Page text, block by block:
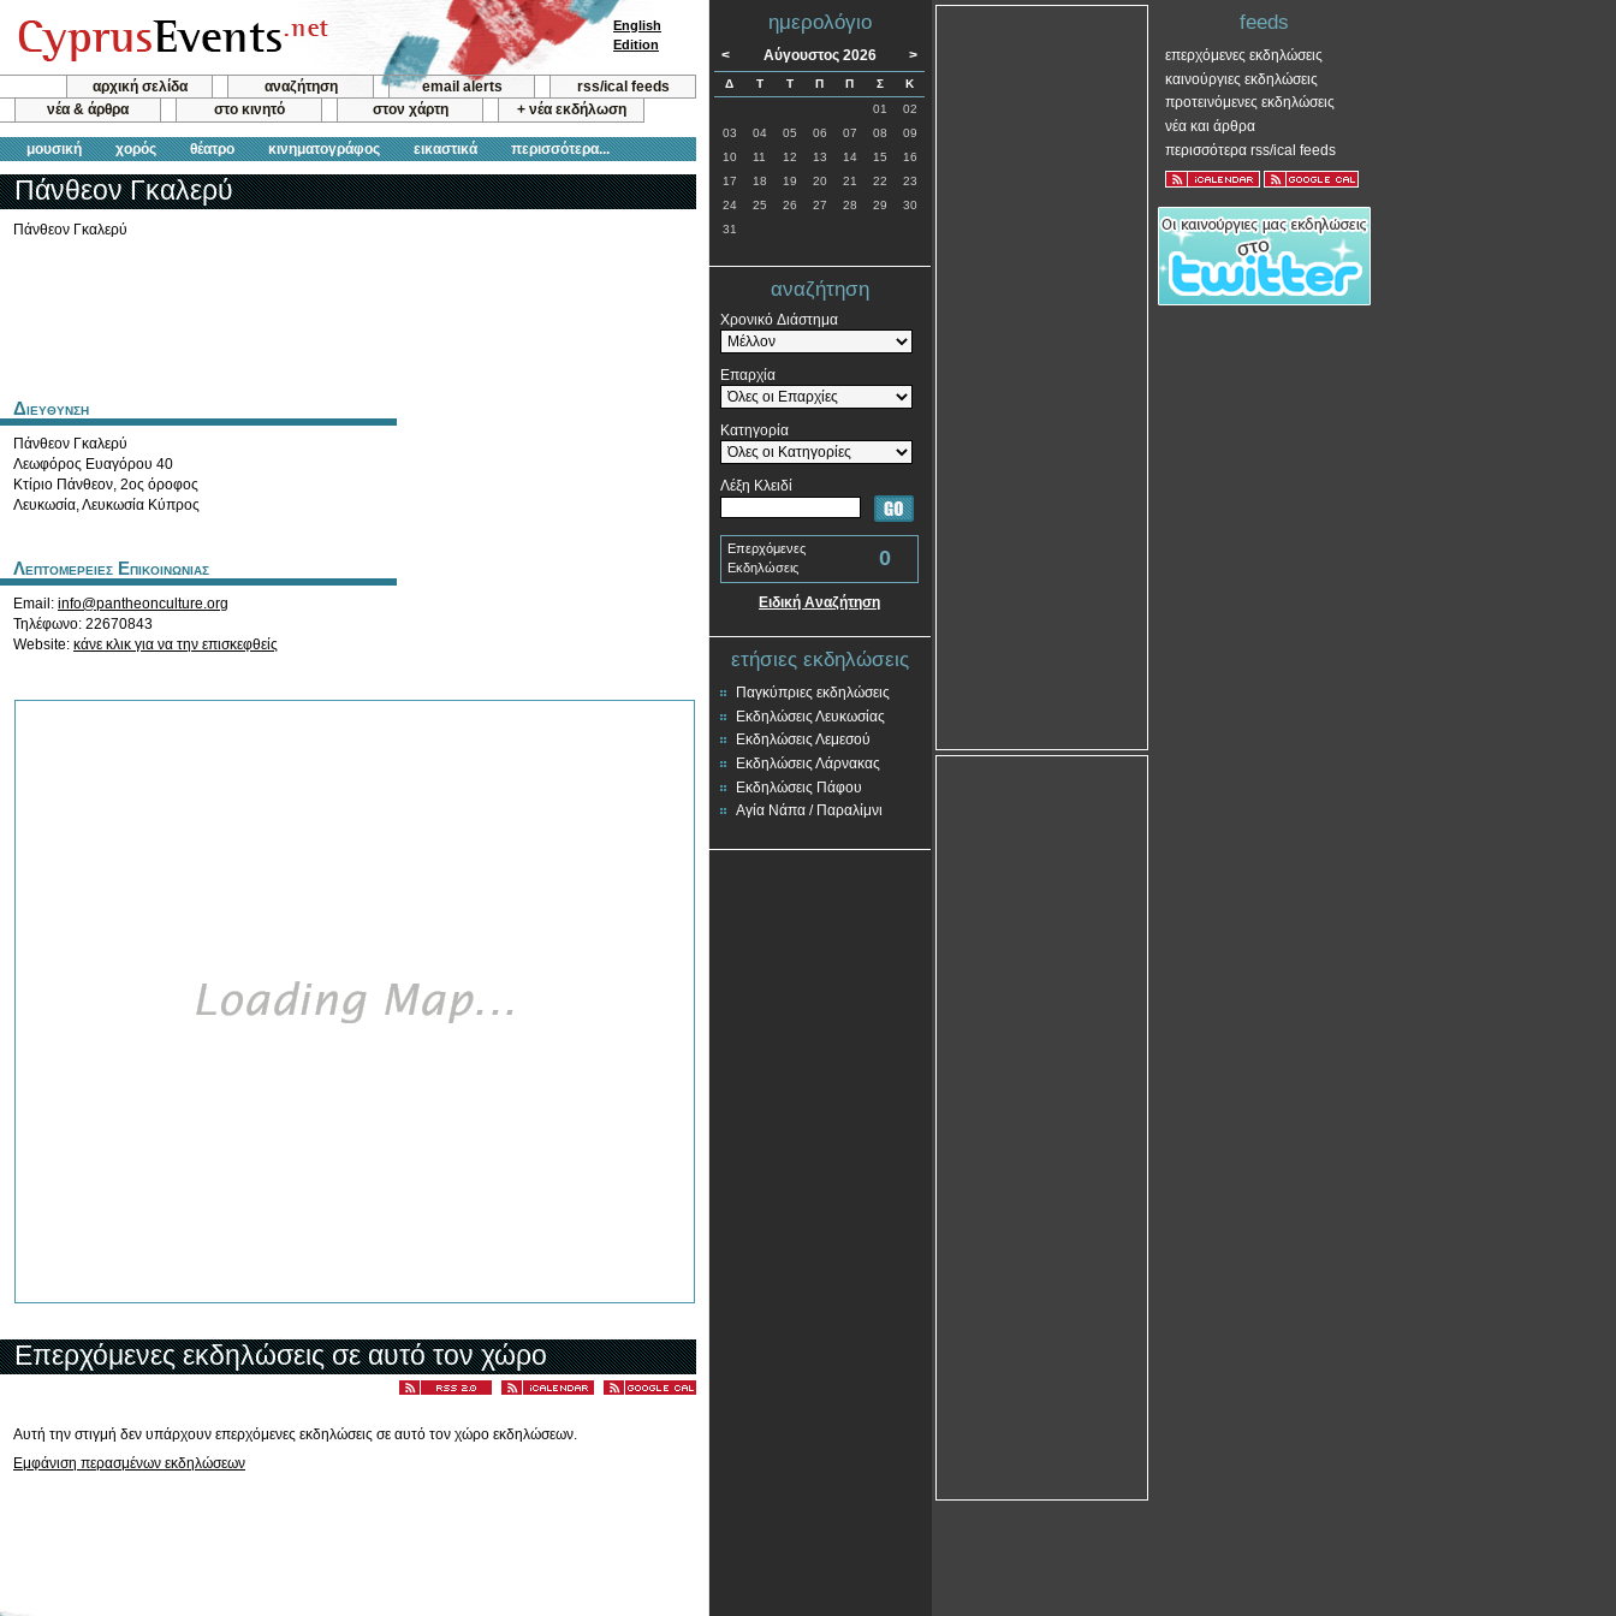
αρχική σελίδα αναζήτηση email alerts
rss/ical feeds
νέα & άρθρα
στο κινητό στον χάρτη + νέα εκδήλωση
μουσική χορός θέατρο κινηματογράφος εικαστικά περισσότερα...
English
Edition
Πάνθεον Γκαλερύ
Πάνθεον Γκαλερύ
Διευθυνση
Πάνθεον Γκαλερύ
Λεωφόρος Ευαγόρου 40
Κτίριο Πάνθεον, 2ος όροφος
Λευκωσία,Λευκωσία Κύπρος
Λεπτομερειες Επικοινωνιας
Email: info@pantheonculture.org
Τηλέφωνο: 22670843
Website: κάνε κλικ για να την επισκεφθείς
Επερχόμενες εκδηλώσεις σε αυτό τον χώρο
Αυτή την στιγμή δεν υπάρχουν επερχόμενες εκδηλώσεις σε αυτό τον χώρο εκδηλώσεων.
Εμφάνιση περασμένων εκδηλώσεων
ημερολόγιο
< Αύγουστος 2026 >
Δ Τ Τ Π Π Σ
Κ
01
02
03
04 05 06 07 08
09
10
11 12 13 14 15
16
17
18 19 20 21 22
23
24
25 26 27 28 29
30
31
αναζήτηση
Χρονικό Διάστημα
Επαρχία
Κατηγορία
Λέξη Κλειδί
Επερχόμενες
Εκδηλώσεις
0
Ειδική Αναζήτηση
ετήσιες εκδηλώσεις
Παγκύπριες εκδηλώσεις
Εκδηλώσεις Λευκωσίας
Εκδηλώσεις Λεμεσού
Εκδηλώσεις Λάρνακας
Εκδηλώσεις Πάφου
Αγία Νάπα / Παραλίμνι
feeds
επερχόμενες εκδηλώσεις
καινούργιες εκδηλώσεις
προτεινόμενες εκδηλώσεις
νέα και άρθρα
περισσότερα rss/ical feeds